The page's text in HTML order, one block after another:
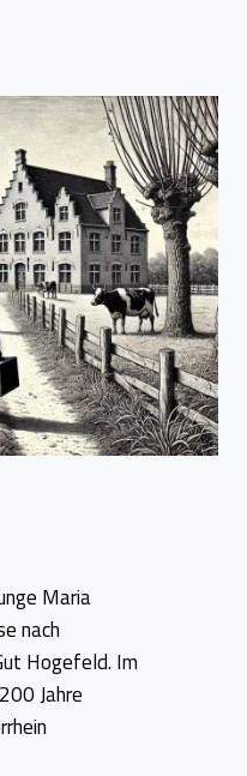
Maria
nach
Hogefeld. Im
Jahre